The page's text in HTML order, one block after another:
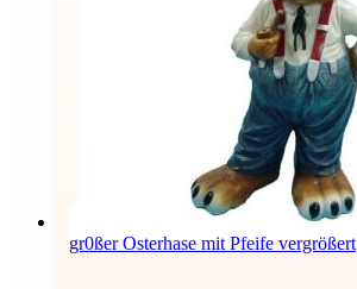
gr0ßer Osterhase mit Pfeife vergrößert